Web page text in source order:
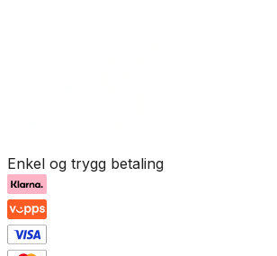
Enkel og trygg betaling